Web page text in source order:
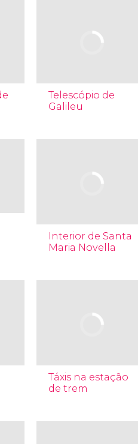
Telescópio de
Galileu
Interior de Santa
Maria Novella
Táxis na estação
de trem